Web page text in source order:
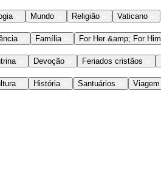
Mundo Religião Vaticano
Família For Her &amp; For Him
Devoção Feriados cristãos
História Santuários Viagem